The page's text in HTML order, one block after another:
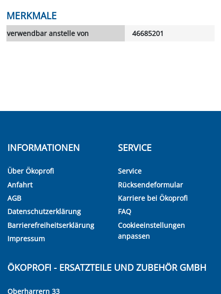
MERKMALE
verwendbar anstelle von 46685201
INFORMATIONEN
Über Ökoprofi
Anfahrt
AGB
Datenschutzerklärung
Barrierefreiheitserklärung
Impressum
SERVICE
Service
Rücksendeformular
Karriere bei Ökoprofi
FAQ
Cookieeinstellungen
anpassen
ÖKOPROFI - ERSATZTEILE UND ZUBEHÖR GMBH
Oberharrern 33